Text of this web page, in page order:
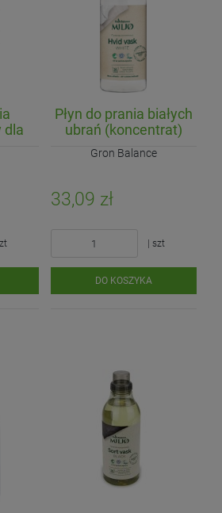
(EKO)
regularna:14,50 zł
4,20 zł
(EKO)
DO KOSZYKA
Componist
DO KOSZYKA
dla
Płyn do prania białych
ubrań (koncentrat)
ECO 900ml (20 prań)
Gron Balance
33,09 zł
| szt
DO KOSZYKA